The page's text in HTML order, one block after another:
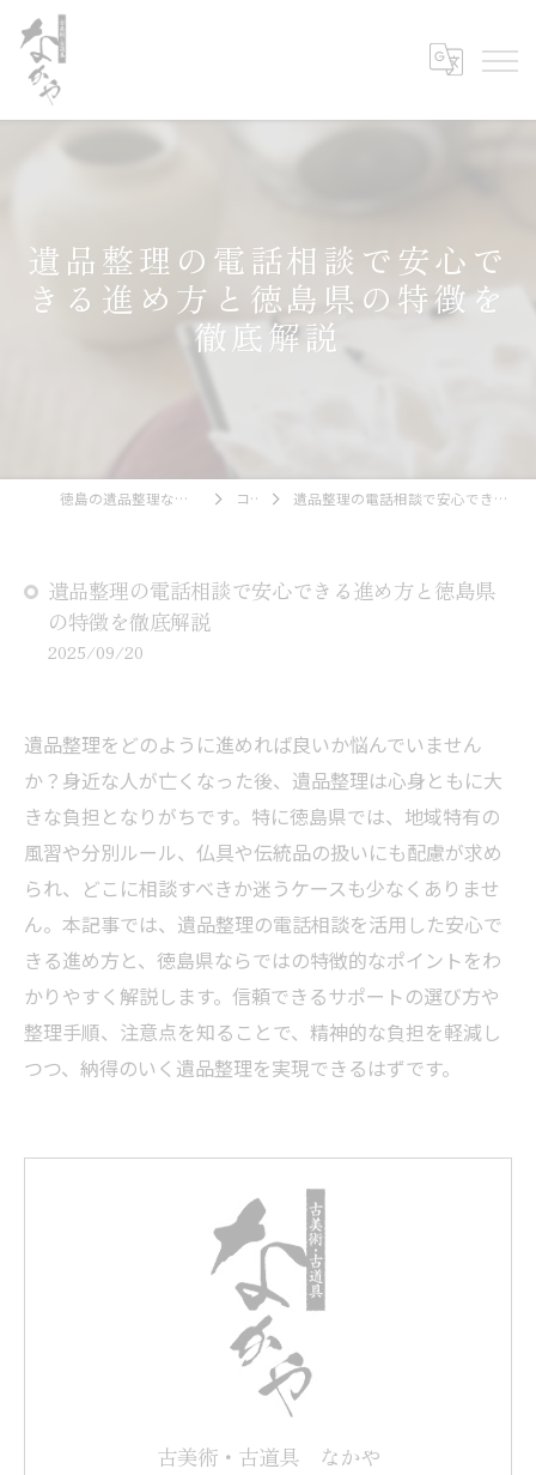
遺品整理の電話相談で安心で
きる進め方と徳島県の特徴を
徹底解説
徳島の遺品整理なら古美術・古道具 なかや コラム 遺品整理の電話相談で安心できる進め方と徳島県の特徴を徹底解説
遺品整理の電話相談で安心できる進め方と徳島県
の特徴を徹底解説
2025/09/20
遺品整理をどのように進めれば良いか悩んでいません
か？身近な人が亡くなった後、遺品整理は心身ともに大
きな負担となりがちです。特に徳島県では、地域特有の
風習や分別ルール、仏具や伝統品の扱いにも配慮が求め
られ、どこに相談すべきか迷うケースも少なくありませ
ん。本記事では、遺品整理の電話相談を活用した安心で
きる進め方と、徳島県ならではの特徴的なポイントをわ
かりやすく解説します。信頼できるサポートの選び方や
整理手順、注意点を知ることで、精神的な負担を軽減し
つつ、納得のいく遺品整理を実現できるはずです。
古美術・古道具 なかや